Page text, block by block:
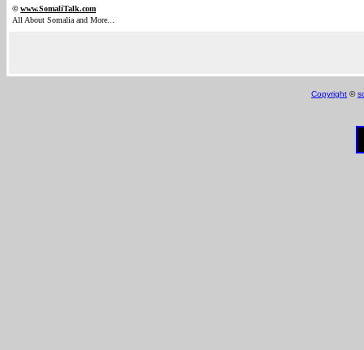
©www.SomaliTalk.com
All About Somalia and More.. .
Copyright ©